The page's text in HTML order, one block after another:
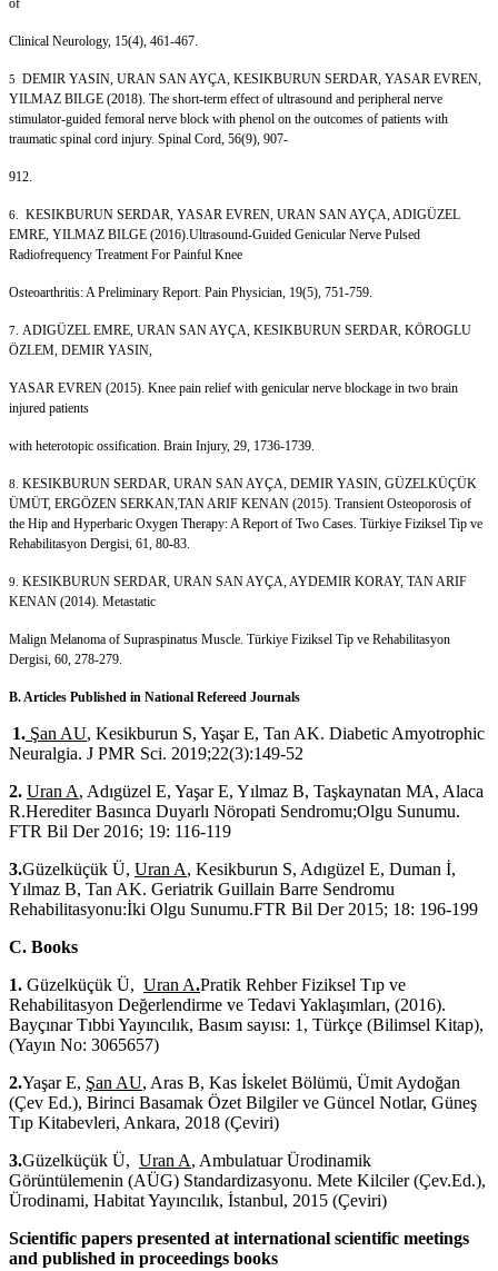
of
Clinical Neurology, 15(4), 461-467.
5 DEMIR YASIN, URAN SAN AYÇA, KESIKBURUN SERDAR, YASAR EVREN,
YILMAZ BILGE (2018). The short-term effect of ultrasound and peripheral nerve
stimulator-guided femoral nerve block with phenol on the outcomes of patients with
traumatic spinal cord injury. Spinal Cord, 56(9), 907-
912.
6. KESIKBURUN SERDAR, YASAR EVREN, URAN SAN AYÇA, ADIGÜZEL
EMRE, YILMAZ BILGE (2016).Ultrasound-Guided Genicular Nerve Pulsed
Radiofrequency Treatment For Painful Knee
Osteoarthritis: A Preliminary Report. Pain Physician, 19(5), 751-759.
7. ADIGÜZEL EMRE, URAN SAN AYÇA, KESIKBURUN SERDAR, KÖROGLU
ÖZLEM, DEMIR YASIN,
YASAR EVREN (2015). Knee pain relief with genicular nerve blockage in two brain
injured patients
with heterotopic ossification. Brain Injury, 29, 1736-1739.
8. KESIKBURUN SERDAR, URAN SAN AYÇA, DEMIR YASIN, GÜZELKÜÇÜK
ÜMÜT, ERGÖZEN SERKAN,TAN ARIF KENAN (2015). Transient Osteoporosis of
the Hip and Hyperbaric Oxygen Therapy: A Report of Two Cases. Türkiye Fiziksel Tip ve
Rehabilitasyon Dergisi, 61, 80-83.
9. KESIKBURUN SERDAR, URAN SAN AYÇA, AYDEMIR KORAY, TAN ARIF
KENAN (2014). Metastatic
Malign Melanoma of Supraspinatus Muscle. Türkiye Fiziksel Tip ve Rehabilitasyon
Dergisi, 60, 278-279.
B. Articles Published in National Refereed Journals
1. Şan AU, Kesikburun S, Yaşar E, Tan AK. Diabetic Amyotrophic
Neuralgia. J PMR Sci. 2019;22(3):149-52
2. Uran A, Adıgüzel E, Yaşar E, Yılmaz B, Taşkaynatan MA, Alaca
R.Herediter Basınca Duyarlı Nöropati Sendromu;Olgu Sunumu.
FTR Bil Der 2016; 19: 116-119
3.Güzelküçük Ü, Uran A, Kesikburun S, Adıgüzel E, Duman İ,
Yılmaz B, Tan AK. Geriatrik Guillain Barre Sendromu
Rehabilitasyonu:İki Olgu Sunumu.FTR Bil Der 2015; 18: 196-199
C. Books
1. Güzelküçük Ü, Uran A.Pratik Rehber Fiziksel Tıp ve
Rehabilitasyon Değerlendirme ve Tedavi Yaklaşımları, (2016).
Bayçınar Tıbbi Yayıncılık, Basım sayısı: 1, Türkçe (Bilimsel Kitap),
(Yayın No: 3065657)
2.Yaşar E, Şan AU, Aras B, Kas İskelet Bölümü, Ümit Aydoğan
(Çev Ed.), Birinci Basamak Özet Bilgiler ve Güncel Notlar, Güneş
Tıp Kitabevleri, Ankara, 2018 (Çeviri)
3.Güzelküçük Ü, Uran A, Ambulatuar Ürodinamik
Görüntülemenin (AÜG) Standardizasyonu. Mete Kilciler (Çev.Ed.),
Ürodinami, Habitat Yayıncılık, İstanbul, 2015 (Çeviri)
Scientific papers presented at international scientific meetings
and published in proceedings books